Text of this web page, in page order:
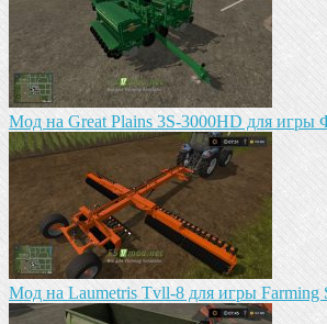
Мод на Great Plains 3S-3000HD для игры
Мод на Laumetris Tvll-8 для игры Farming